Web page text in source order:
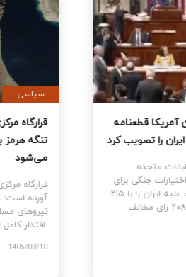
آمریکا قطعنامه
جنگ علیه ایران را تصویب کرد
ایالات متحده
قطعنامه اختیارات جنگی برای